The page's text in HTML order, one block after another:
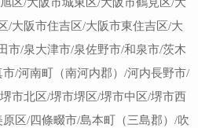
/大阪市住吉区/大阪市東住吉区/大
市/泉大津市/泉佐野市/和泉市/茨木
/河南町（南河内郡）/河内長野市/
市北区/堺市堺区/堺市中区/堺市西
区/四條畷市/島本町（三島郡）/吹